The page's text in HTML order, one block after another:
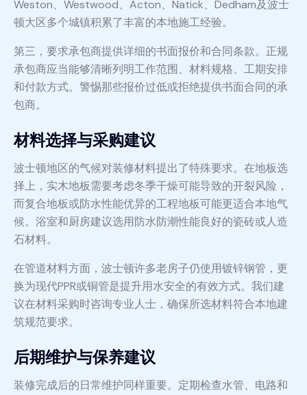
Weston、Westwood、Acton、Natick、Dedham及波士
顿大区多个城镇积累了丰富的本地施工经验。
第三，要求承包商提供详细的书面报价和合同条款。正规
承包商应当能够清晰列明工作范围、材料规格、工期安排
和付款方式。警惕那些报价过低或拒绝提供书面合同的承
包商。
材料选择与采购建议
波士顿地区的气候对装修材料提出了特殊要求。在地板选
择上，实木地板需要考虑冬季干燥可能导致的开裂风险，
而复合地板或防水性能优异的工程地板可能更适合本地气
候。浴室和厨房建议选用防水防潮性能良好的瓷砖或人造
石材料。
在管道材料方面，波士顿许多老房子仍使用镀锌钢管，更
换为现代PPR或铜管是提升用水安全的有效方式。我们建
议在材料采购时咨询专业人士，确保所选材料符合本地建
筑规范要求。
后期维护与保养建议
装修完成后的日常维护同样重要。定期检查水管、电路和